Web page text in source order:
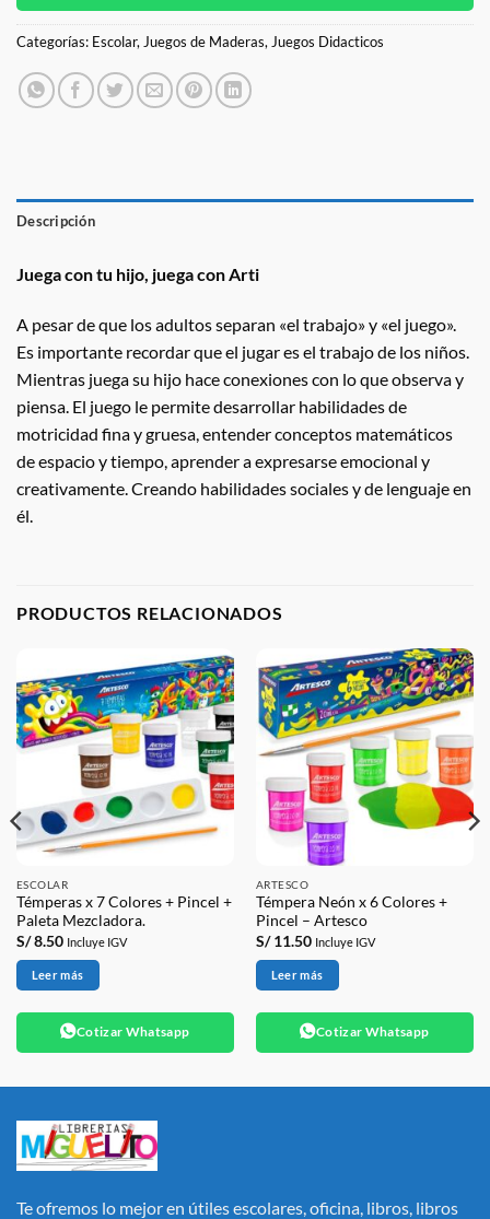
Categorías: Escolar, Juegos de Maderas, Juegos Didacticos
Descripción
Juega con tu hijo, juega con Arti
A pesar de que los adultos separan «el trabajo» y «el juego».
Es importante recordar que el jugar es el trabajo de los niños.
Mientras juega su hijo hace conexiones con lo que observa y
piensa. El juego le permite desarrollar habilidades de
motricidad fina y gruesa, entender conceptos matemáticos
de espacio y tiempo, aprender a expresarse emocional y
creativamente. Creando habilidades sociales y de lenguaje en
él.
PRODUCTOS RELACIONADOS
ESCOLAR
Témperas x 7 Colores + Pincel +
Paleta Mezcladora.
S/8.50 Incluye IGV
Leer más
Cotizar Whatsapp
ARTESCO
Témpera Neón x 6 Colores +
Pincel – Artesco
S/11.50 Incluye IGV
Leer más
Cotizar Whatsapp
Te ofremos lo mejor en útiles escolares, oficina, libros, libros